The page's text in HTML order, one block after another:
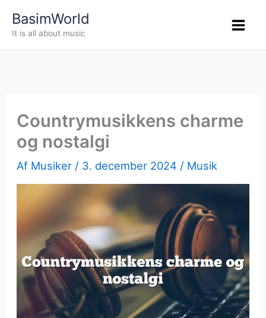
BasimWorld
It is all about music
Countrymusikkens charme
og nostalgi
Af Musiker / 3. december 2024 / Musik